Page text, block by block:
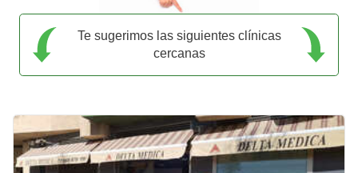
Te sugerimos las siguientes clínicas
cercanas